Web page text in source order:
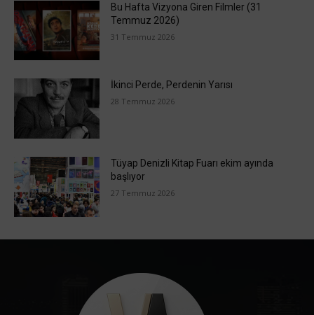
Bu Hafta Vizyona Giren Filmler (31
Temmuz 2026)
31 Temmuz 2026
İkinci Perde, Perdenin Yarısı
28 Temmuz 2026
Tüyap Denizli Kitap Fuarı ekim ayında
başlıyor
27 Temmuz 2026